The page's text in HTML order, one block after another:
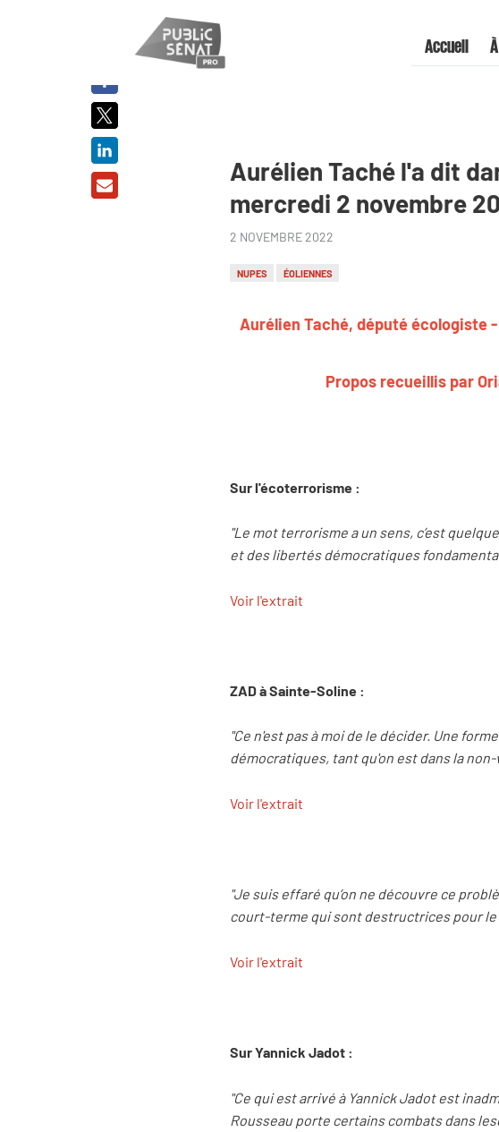
Accueil
Aurélien Taché l'a dit
mercredi 2 novembre
2 NOVEMBRE 2022
NUPES ÉOLIENNES
Aurélien Taché, député écologiste -
Propos recueillis par
Sur l'écoterrorisme :
"Le mot terrorisme a un sens, c’est
et des libertés démocratiques
Voir l'extrait
ZAD à Sainte-Soline :
"Ce n'est pas à moi de le décider. Une
démocratiques, tant qu'on est dans la
Voir l'extrait
"Je suis effaré qu’on ne découvre ce
court-terme qui sont destructrices pour le
Voir l'extrait
Sur Yannick Jadot :
"Ce qui est arrivé à Yannick Jadot est
Rousseau porte certains combats dans